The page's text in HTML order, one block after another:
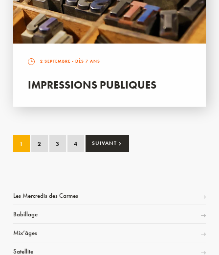
2 SEPTEMBRE - DÈS 7 ANS
IMPRESSIONS PUBLIQUES
1 2 3 4 SUIVANT ›
Les Mercredis des Carmes
Babillage
Mix’âges
Satellite